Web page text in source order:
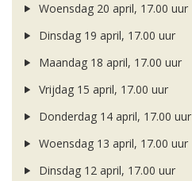
Woensdag 20 april, 17.00 uur
Dinsdag 19 april, 17.00 uur
Maandag 18 april, 17.00 uur
Vrijdag 15 april, 17.00 uur
Donderdag 14 april, 17.00 uur
Woensdag 13 april, 17.00 uur
Dinsdag 12 april, 17.00 uur